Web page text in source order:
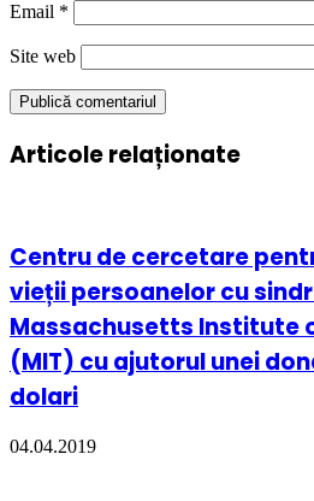
Email *
Site web
Articole relaționate
Centru de cercetare
vieții persoanelor cu
Massachusetts Institute
(MIT) cu ajutorul unei
dolari
04.04.2019